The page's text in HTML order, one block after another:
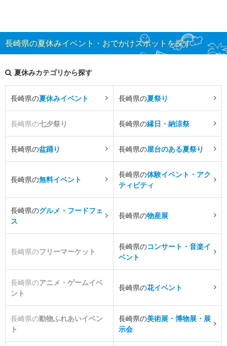
長崎県の夏休みイベント・おでかけスポットを探す
夏休みカテゴリから探す
長崎県の夏休みイベント 長崎県の夏祭り
長崎県の七夕祭り 長崎県の縁日・納涼祭
長崎県の盆踊り 長崎県の屋台のある夏祭り
長崎県の無料イベント
長崎県の体験イベント・アク
ティビティ
長崎県のグルメ・フードフェ
ス
長崎県の物産展
長崎県のフリーマーケット
長崎県のコンサート・音楽イ
ベント
長崎県のアニメ・ゲームイベ
ント
長崎県の花イベント
長崎県の動物ふれあいイベン
ト
長崎県の美術展・博物展・展
示会